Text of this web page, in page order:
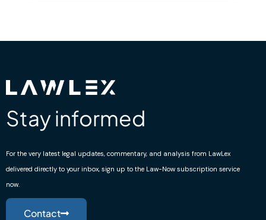
Stay informed
For the very latest legal updates, commentary, and analysis from LawLex
delivered directly to your inbox, sign up to the Law-Now subscription service
now.
Contact